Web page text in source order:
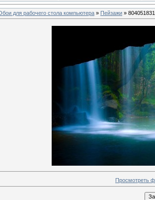
для рабочего стола компьютера » Пейзажи »
Просмотреть